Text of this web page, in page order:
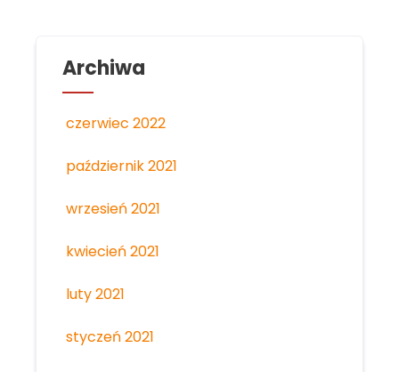
Archiwa
czerwiec 2022
październik 2021
wrzesień 2021
kwiecień 2021
luty 2021
styczeń 2021